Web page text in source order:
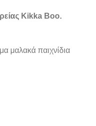
Kikka Boo.
μαλακά παιχνίδια